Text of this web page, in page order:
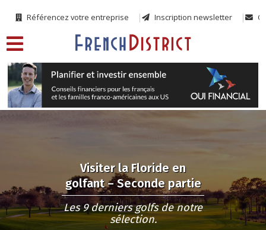
Référencez votre entreprise Inscription newsletter
Visiter la Floride en
golfant – Seconde partie
Les 9 derniers golfs de notre
sélection.